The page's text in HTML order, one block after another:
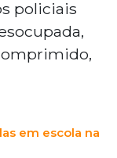
2.23, 44 e
os itens à
de
A
ao
policiais
em escola na